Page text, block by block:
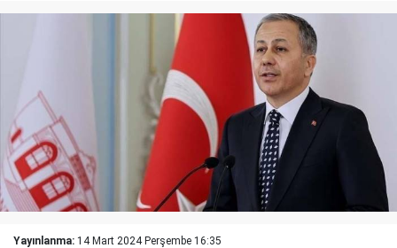
Yayınlanma: 14 Mart 2024 Perşembe 16:35